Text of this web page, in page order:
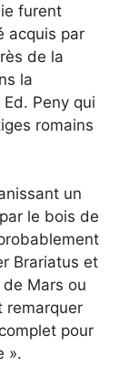
furent
acquis par
de la
la
Peny qui
romains
un
le bois de
Brariatus et
Mars ou
remarquer
pour
».